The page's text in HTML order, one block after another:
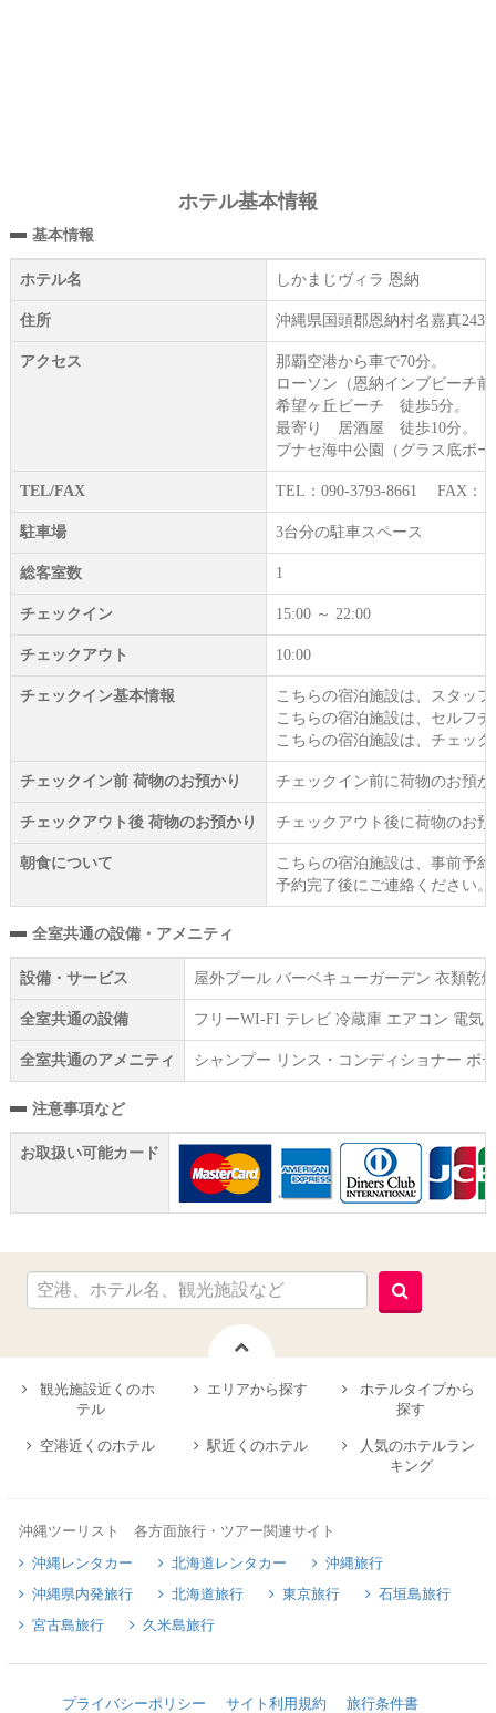
ホテル基本情報
基本情報
ホテル名 しかまじヴィラ 恩納
住所 沖縄県国頭郡恩納村名嘉真
アクセス
那覇空港から車で70分。
ローソン（恩納インブビーチ
希望ヶ丘ビーチ 徒歩5分。
最寄り 居酒屋 徒歩10分。
ブナセ海中公園（グラス底ボ
TEL/FAX TEL：090-3793-8661 FAX： -
駐車場 3台分の駐車スペース
総客室数 1
チェックイン 15:00 ～ 22:00
チェックアウト 10:00
チェックイン基本情報
こちらの宿泊施設は、スタッ
こちらの宿泊施設は、セルフ
こちらの宿泊施設は、チェッ
チェックイン前 荷物のお預かり チェックイン前に荷物のお預
チェックアウト後 荷物のお預かり チェックアウト後に荷物のお
朝食について
こちらの宿泊施設は、事前予
予約完了後にご連絡ください。
全室共通の設備・アメニティ
設備・サービス 屋外プール バーベキューガーデン 衣類乾
全室共通の設備 フリーWI‐FI テレビ 冷蔵庫 エアコン 電気
全室共通のアメニティ シャンプー リンス・コンディショナー ボ
注意事項など
お取扱い可能カード
観光施設近くのホ
テル
エリアから探す
ホテルタイプから
探す
空港近くのホテル 駅近くのホテル
人気のホテルラン
キング
沖縄ツーリスト 各方面旅行・ツアー関連サイト
沖縄レンタカー
北海道レンタカー
沖縄旅行
沖縄県内発旅行
北海道旅行 東京旅行
石垣島旅行
宮古島旅行
久米島旅行
プライバシーポリシー サイト利用規約 旅行条件書